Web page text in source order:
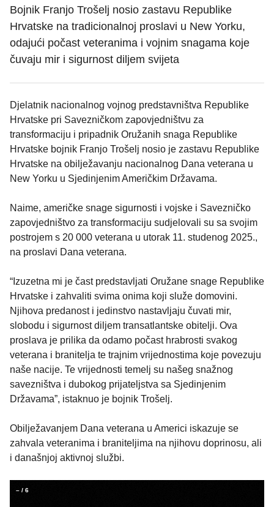
Bojnik Franjo Trošelj nosio zastavu Republike
Hrvatske na tradicionalnoj proslavi u New Yorku,
odajući počast veteranima i vojnim snagama koje
čuvaju mir i sigurnost diljem svijeta
Djelatnik nacionalnog vojnog predstavništva Republike
Hrvatske pri Savezničkom zapovjedništvu za
transformaciju i pripadnik Oružanih snaga Republike
Hrvatske bojnik Franjo Trošelj nosio je zastavu Republike
Hrvatske na obilježavanju nacionalnog Dana veterana u
New Yorku u Sjedinjenim Američkim Državama.
Naime, američke snage sigurnosti i vojske i Savezničko
zapovjedništvo za transformaciju sudjelovali su sa svojim
postrojem s 20 000 veterana u utorak 11. studenog 2025.,
na proslavi Dana veterana.
“Izuzetna mi je čast predstavljati Oružane snage Republike
Hrvatske i zahvaliti svima onima koji služe domovini.
Njihova predanost i jedinstvo nastavljaju čuvati mir,
slobodu i sigurnost diljem transatlantske obitelji. Ova
proslava je prilika da odamo počast hrabrosti svakog
veterana i branitelja te trajnim vrijednostima koje povezuju
naše nacije. Te vrijednosti temelj su našeg snažnog
savezništva i dubokog prijateljstva sa Sjedinjenim
Državama”, istaknuo je bojnik Trošelj.
Obilježavanjem Dana veterana u Americi iskazuje se
zahvala veteranima i braniteljima na njihovu doprinosu, ali
i današnjoj aktivnoj službi.
– / 6